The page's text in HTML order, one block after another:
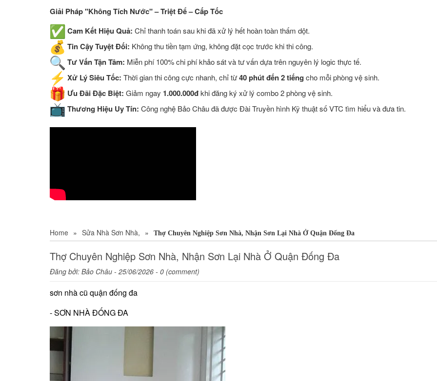
Giải Pháp "Không Tích Nước" – Triệt Để – Cấp Tốc
Cam Kết Hiệu Quả: Chỉ thanh toán sau khi đã xử lý hết hoàn toàn thấm dột.
Tin Cậy Tuyệt Đối: Không thu tiền tạm ứng, không đặt cọc trước khi thi công.
Tư Vấn Tận Tâm: Miễn phí 100% chi phí khảo sát và tư vấn dựa trên nguyên lý logic thực tế.
Xử Lý Siêu Tốc: Thời gian thi công cực nhanh, chỉ từ40 phút đến 2 tiếng cho mỗi phòng vệ sinh.
Ưu Đãi Đặc Biệt: Giảm ngay 1.000.000đkhi đăng ký xử lý combo 2 phòng vệ sinh.
Thương Hiệu Uy Tín: Công nghệ Bảo Châu đã được Đài Truyền hình Kỹ thuật số VTC tìm hiểu và đưa tin.
Home » Sửa Nhà Sơn Nhà, » Thợ Chuyên Nghiệp Sơn Nhà, Nhận Sơn Lại Nhà Ở Quận Đống Đa
Thợ Chuyên Nghiệp Sơn Nhà, Nhận Sơn Lại Nhà Ở Quận Đống Đa
Đăng bởi: Bảo Châu - 25/06/2026 - 0 (comment)
sơn nhà cũ quận đống đa
- SƠN NHÀ ĐỐNG ĐA